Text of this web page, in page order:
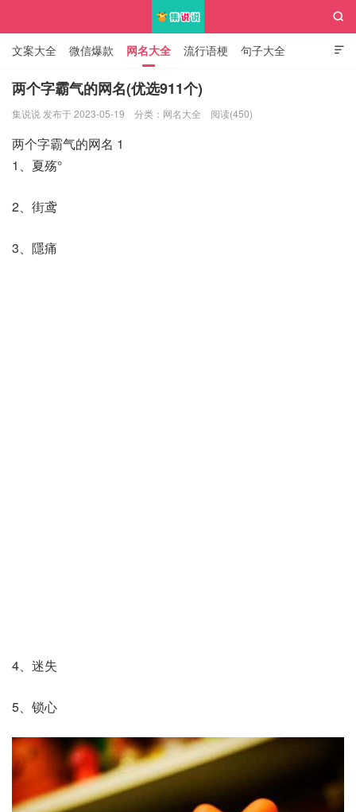

文案大全 微信爆款 网名大全 流行语梗 句子大全
知识大全

两个字霸气的网名(优选911个)
集说说 发布于 2023-05-19 分类： 网名大全 阅读(450)
两个字霸气的网名 1
1、夏殇°
2、街鸢
3、隱痛
4、迷失
5、锁心